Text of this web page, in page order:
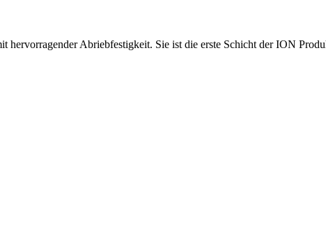
hervorragender Abriebfestigkeit. Sie ist die erste Schicht der ION